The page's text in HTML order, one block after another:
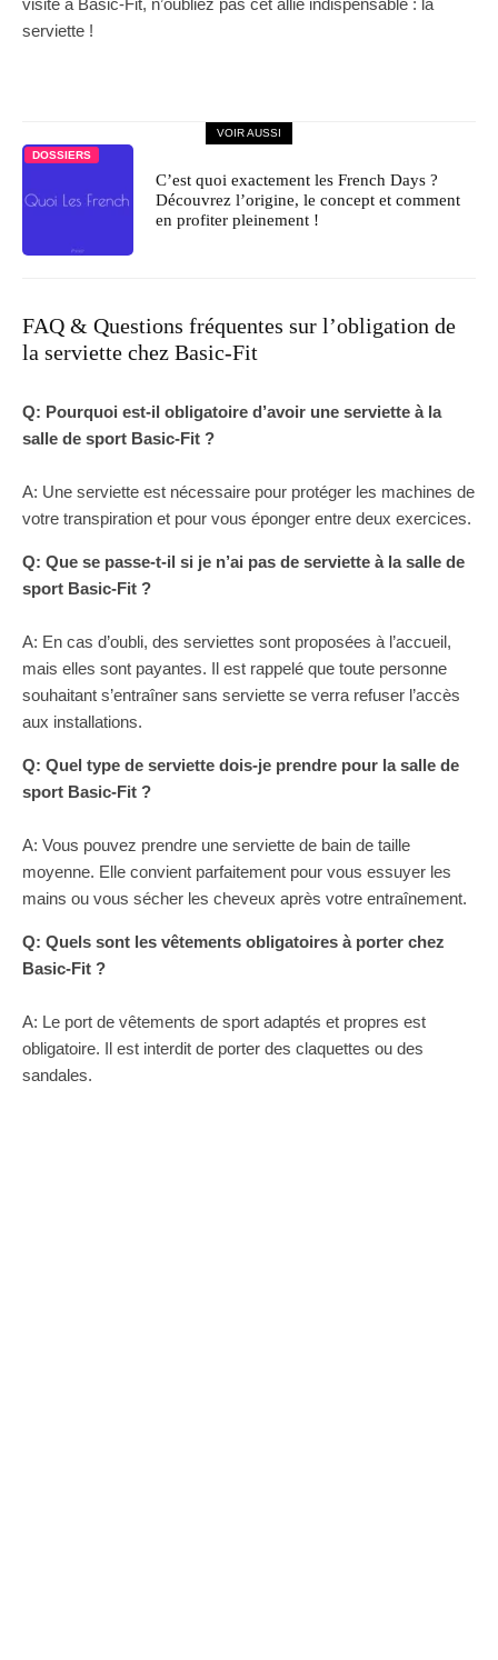
visite à Basic-Fit, n’oubliez pas cet allié indispensable : la
serviette !
VOIR AUSSI
DOSSIERS
C’est quoi exactement les French Days ?
Découvrez l’origine, le concept et comment
en profiter pleinement !
FAQ & Questions fréquentes sur l’obligation de
la serviette chez Basic-Fit
Q: Pourquoi est-il obligatoire d’avoir une serviette à la
salle de sport Basic-Fit ?
A: Une serviette est nécessaire pour protéger les machines de
votre transpiration et pour vous éponger entre deux exercices.
Q: Que se passe-t-il si je n’ai pas de serviette à la salle de
sport Basic-Fit ?
A: En cas d’oubli, des serviettes sont proposées à l’accueil,
mais elles sont payantes. Il est rappelé que toute personne
souhaitant s’entraîner sans serviette se verra refuser l’accès
aux installations.
Q: Quel type de serviette dois-je prendre pour la salle de
sport Basic-Fit ?
A: Vous pouvez prendre une serviette de bain de taille
moyenne. Elle convient parfaitement pour vous essuyer les
mains ou vous sécher les cheveux après votre entraînement.
Q: Quels sont les vêtements obligatoires à porter chez
Basic-Fit ?
A: Le port de vêtements de sport adaptés et propres est
obligatoire. Il est interdit de porter des claquettes ou des
sandales.